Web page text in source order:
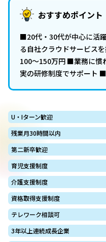
おすすめポイント
■20代・30代が中心に活
る自社クラウドサービス
100～150万円 ■業務に慣
実の研修制度でサポート
U・Iターン歓迎
残業月30時間以内
第二新卒歓迎
育児支援制度
介護支援制度
資格取得支援制度
テレワーク相談可
3年以上連続成長企業